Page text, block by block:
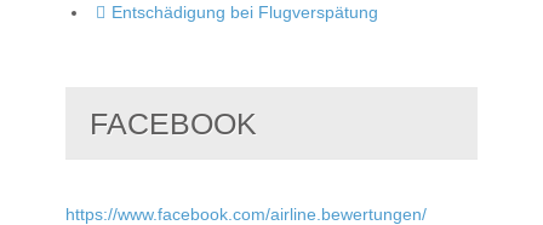
Entschädigung bei Flugverspätung
FACEBOOK
https://www.facebook.com/airline.bewertungen/